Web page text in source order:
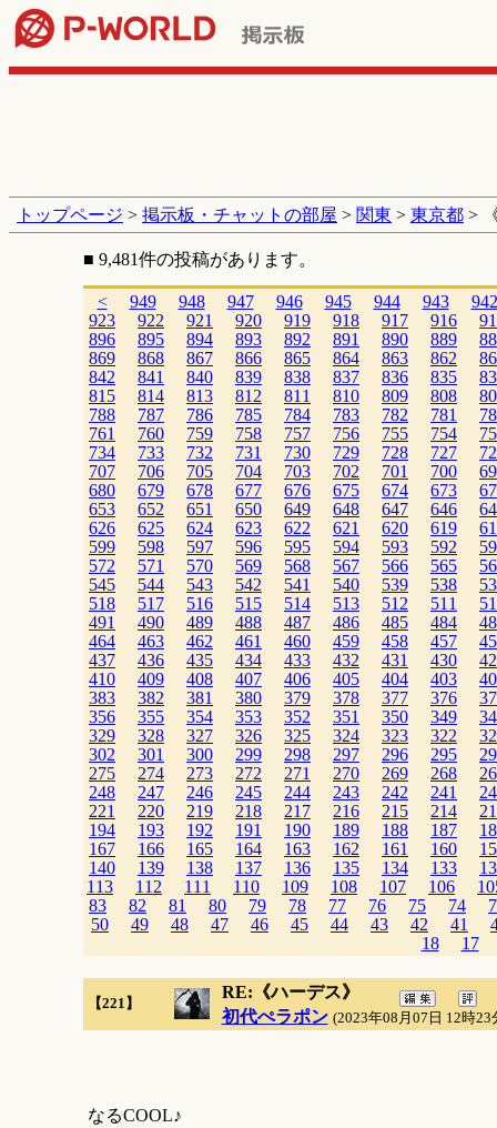
トップページ > 掲示板・チャットの部屋 > 関東 > 東京都 >
■ 9,481件の投稿があります。
< 949 948 947 946 945 944 943
942
923
922 921 920 919 918 917 916
896
895 894 893 892 891 890 889
869
868 867 866 865 864 863 862
842
841 840 839 838 837 836 835
815
814 813 812 811 810 809 808
788
787 786 785 784 783 782 781
761
760 759 758 757 756 755 754
734
733 732 731 730 729 728 727
707
706 705 704 703 702 701 700
680
679 678 677 676 675 674 673
653
652 651 650 649 648 647 646
626
625 624 623 622 621 620 619
599
598 597 596 595 594 593 592
572
571 570 569 568 567 566 565
545
544 543 542 541 540 539 538
518
517 516 515 514 513 512 511
491
490 489 488 487 486 485 484
464
463 462 461 460 459 458 457
437
436 435 434 433 432 431 430
410
409 408 407 406 405 404 403
383
382 381 380 379 378 377 376
356
355 354 353 352 351 350 349
329
328 327 326 325 324 323 322
302
301 300 299 298 297 296 295
275
274 273 272 271 270 269 268
248
247 246 245 244 243 242 241
221
220 219 218 217 216 215 214
194
193 192 191 190 189 188 187
167
166 165 164 163 162 161 160
140
139 138 137 136 135 134 133
113
112 111 110 109 108 107 106
83
82 81 80 79 78 77 76 75 74
50
49 48 47 46 45 44 43 42 41
18
17
【221】
RE:《ハーデス》
初代ぺラポン (2023年08月07日 12時23
なるCOOL♪